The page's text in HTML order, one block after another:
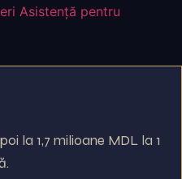
Asistență pentru
la 1,7 milioane MDL la 1